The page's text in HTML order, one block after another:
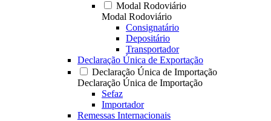
Modal Rodoviário
Modal Rodoviário
Consignatário
Depositário
Transportador
Declaração Única de Exportação
Declaração Única de Importação
Declaração Única de Importação
Sefaz
Importador
Remessas Internacionais